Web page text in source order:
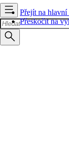
Přejít na hlavní
Přeskočit na